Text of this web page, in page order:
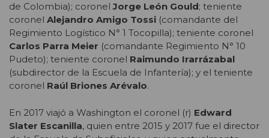
de Colombia); coronelJorge León Gould; teniente
coronel Alejandro Amigo Tossi (comandante del
Regimiento Logístico N° 1 Tocopilla); teniente coronel
Carlos Parra Meier (comandante Regimiento N° 10
Pudeto); teniente coronel Raimundo Irarrázabal
(subdirector de la Escuela de Infantería); y el teniente
coronel Raúl Briones Arévalo.
En 2017 viajó a Washington el coronel (r) Edward
Slater Escanilla, quien entre 2015 y 2017 fue el director